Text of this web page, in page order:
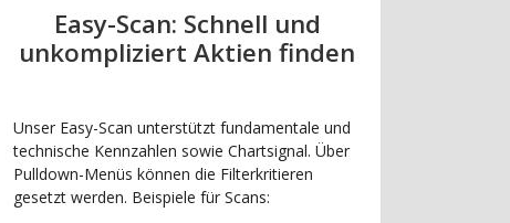
Easy-Scan: Schnell und
unkompliziert Aktien finden
Unser Easy-Scan unterstützt fundamentale und
technische Kennzahlen sowie Chartsignal. Über
Pulldown-Menüs können die Filterkritieren
gesetzt werden. Beispiele für Scans: